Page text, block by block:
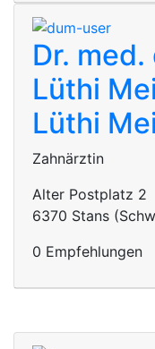
Dr.
Lüthi
Lüthi
Zahnärztin
Alter Postplatz 2
6370 Stans
0 Empfehlungen